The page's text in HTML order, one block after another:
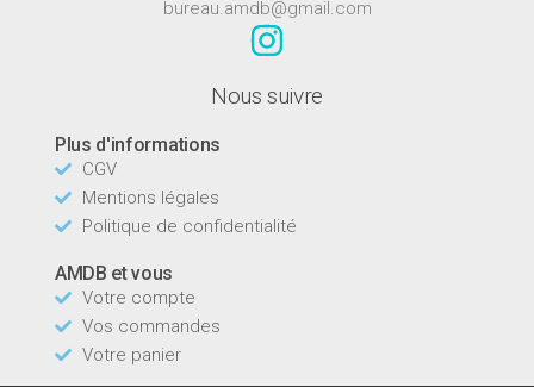
bureau.amdb@gmail.com
Nous suivre
Plus d'informations
CGV
Mentions légales
Politique de confidentialité
AMDB et vous
Votre compte
Vos commandes
Votre panier